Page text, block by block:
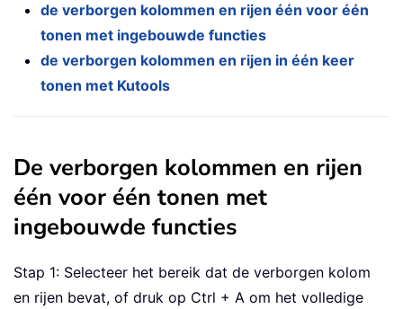
de verborgen kolommen en rijen één voor één
tonen met ingebouwde functies
de verborgen kolommen en rijen in één keer
tonen met Kutools
De verborgen kolommen en rijen
één voor één tonen met
ingebouwde functies
Stap 1: Selecteer het bereik dat de verborgen kolom
en rijen bevat, of druk op Ctrl + A om het volledige